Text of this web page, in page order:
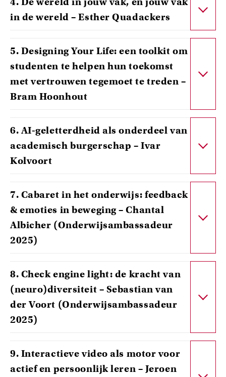
in de wereld – Esther Quadackers
5. Designing Your Life: een toolkit om
studenten te helpen hun toekomst
met vertrouwen tegemoet te treden –
Bram Hoonhout
6. AI‑geletterdheid als onderdeel van
academisch burgerschap – Ivar
Kolvoort
7. Cabaret in het onderwijs: feedback
& emoties in beweging – Chantal
Albicher (Onderwijsambassadeur
2025)
8. Check engine light: de kracht van
(neuro)diversiteit – Sebastian van
der Voort (Onderwijsambassadeur
2025)
9. Interactieve video als motor voor
actief en persoonlijk leren – Jeroen